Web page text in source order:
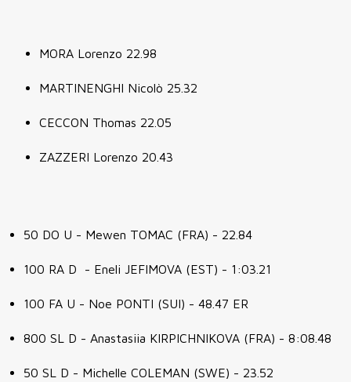
MORA Lorenzo 22.98
MARTINENGHI Nicolò 25.32
CECCON Thomas 22.05
ZAZZERI Lorenzo 20.43
50 DO U - Mewen TOMAC (FRA) - 22.84
100 RA D - Eneli JEFIMOVA (EST) - 1:03.21
100 FA U - Noe PONTI (SUI) - 48.47 ER
800 SL D - Anastasiia KIRPICHNIKOVA (FRA) - 8:08.48
50 SL D - Michelle COLEMAN (SWE) - 23.52